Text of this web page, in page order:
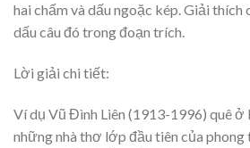
hai chấm và dấu ngoặc kép. Giải thích
dấu câu đó trong đoạn trích.
Lời giải chi tiết:
Ví dụ Vũ Đình Liên (1913-1996) quê
những nhà thơ lớp đầu tiên của